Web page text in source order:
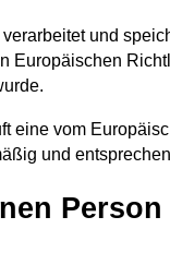
und
Europäischen
eine vom
und
Person